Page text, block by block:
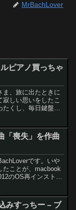
MrBachLover
ピアノ買っちゃ
ま、旅に出たときに
寂しい思いをしたこ
くし、毎日鍵盤触
を手に入れまし
「喪失」を作曲
です。いや
たことが、macbook
のOS再インストー
んで...
みすっちー – ブ